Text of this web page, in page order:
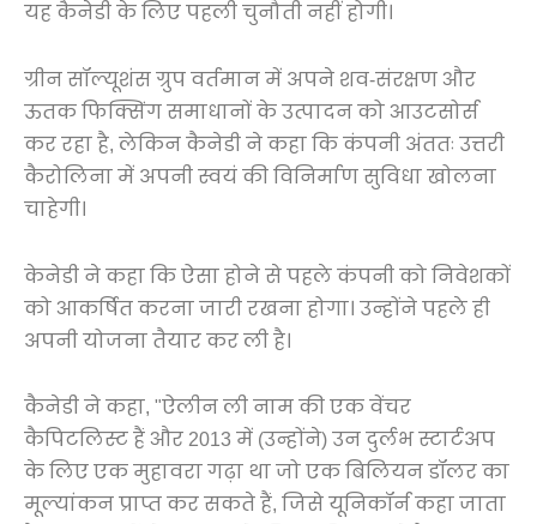
यह कैनेडी के लिए पहली चुनौती नहीं होगी।
ग्रीन सॉल्यूशंस ग्रुप वर्तमान में अपने शव-संरक्षण और
ऊतक फिक्सिंग समाधानों के उत्पादन को आउटसोर्स
कर रहा है, लेकिन कैनेडी ने कहा कि कंपनी अंततः उत्तरी
कैरोलिना में अपनी स्वयं की विनिर्माण सुविधा खोलना
चाहेगी।
केनेडी ने कहा कि ऐसा होने से पहले कंपनी को निवेशकों
को आकर्षित करना जारी रखना होगा। उन्होंने पहले ही
अपनी योजना तैयार कर ली है।
कैनेडी ने कहा, "ऐलीन ली नाम की एक वेंचर
कैपिटलिस्ट हैं और 2013 में (उन्होंने) उन दुर्लभ स्टार्टअप
के लिए एक मुहावरा गढ़ा था जो एक बिलियन डॉलर का
मूल्यांकन प्राप्त कर सकते हैं, जिसे यूनिकॉर्न कहा जाता